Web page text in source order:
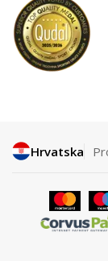
Hrvatska